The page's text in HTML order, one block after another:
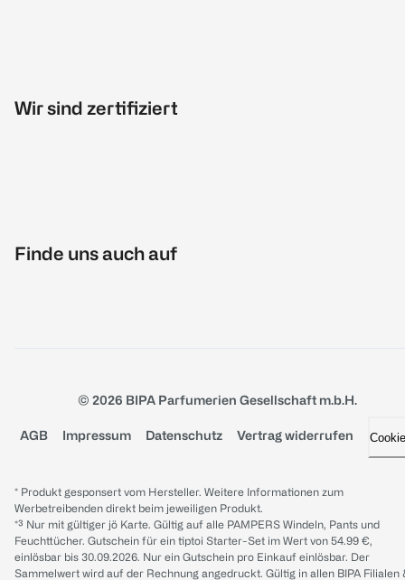
Wir sind zertifiziert
Finde uns auch auf
© 2026 BIPA Parfumerien Gesellschaft m.b.H.
AGB Impressum Datenschutz Vertrag widerrufen
* Produkt gesponsert vom Hersteller. Weitere Informationen zum
Werbetreibenden direkt beim jeweiligen Produkt.
*³ Nur mit gültiger jö Karte. Gültig auf alle PAMPERS Windeln, Pants und
Feuchttücher. Gutschein für ein tiptoi Starter-Set im Wert von 54.99 €,
einlösbar bis 30.09.2026. Nur ein Gutschein pro Einkauf einlösbar. Der
Sammelwert wird auf der Rechnung angedruckt. Gültig in allen BIPA Filialen